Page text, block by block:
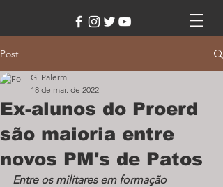
Post
Ex-alunos do Proerd
são maioria entre
novos PM's de Patos
Gi Palermi
18 de mai. de 2022
Entre os militares em formação